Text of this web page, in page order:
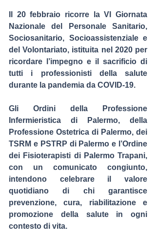
Il 20 febbraio ricorre la VI Giornata
Nazionale del Personale Sanitario,
Sociosanitario, Socioassistenziale e
del Volontariato, istituita nel 2020 per
ricordare l’impegno e il sacrificio di
tutti i professionisti della salute
durante la pandemia da COVID-19.
Gli Ordini della Professione
Infermieristica di Palermo, della
Professione Ostetrica di Palermo, dei
TSRM e PSTRP di Palermo e l’Ordine
dei Fisioterapisti di Palermo Trapani,
con un comunicato congiunto,
intendono celebrare il valore
quotidiano di chi garantisce
prevenzione, cura, riabilitazione e
promozione della salute in ogni
contesto di vita.